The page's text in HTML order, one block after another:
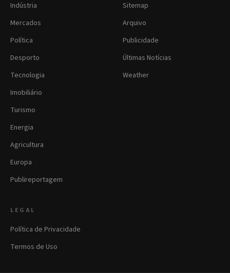
Indústria
Mercados
Política
Desporto
Tecnologia
Imobiliário
Turismo
Energia
Agricultura
Europa
Publireportagem
Sitemap
Arquivo
Publicidade
Últimas Notícias
Weather
LEGAL
Política de Privacidade
Termos de Uso